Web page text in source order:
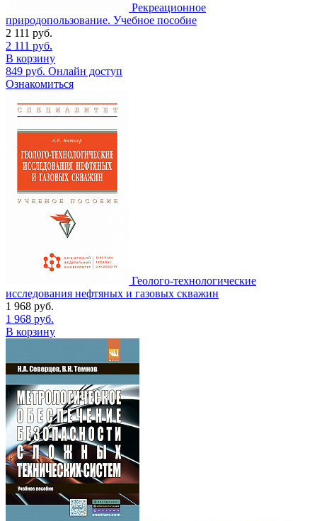
Рекреационное
природопользование. Учебное пособие
2 111 руб.
2 111 руб.
В корзину
849 руб. Онлайн доступ
Ознакомиться
Геолого-технологические
исследования нефтяных и газовых скважин
1 968 руб.
1 968 руб.
В корзину